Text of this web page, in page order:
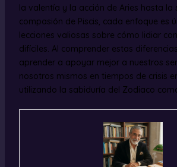
la valentía y la acción de Aries hasta la
compasión de Piscis, cada enfoque es
lecciones valiosas sobre cómo lidiar
difíciles. Al comprender estas
aprender a apoyar mejor a nuestros
nosotros mismos en tiempos de crisis
utilizando la sabiduría del Zodiaco